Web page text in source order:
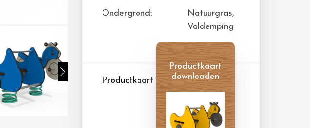
Ondergrond:
Natuurgras,
Valdemping
Productkaart
Productkaart
downloaden